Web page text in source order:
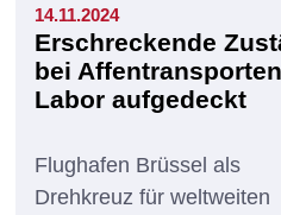
14.11.2024
Erschreckende
bei
Labor aufgedeckt
Flughafen Brüssel als
Drehkreuz für weltweiten